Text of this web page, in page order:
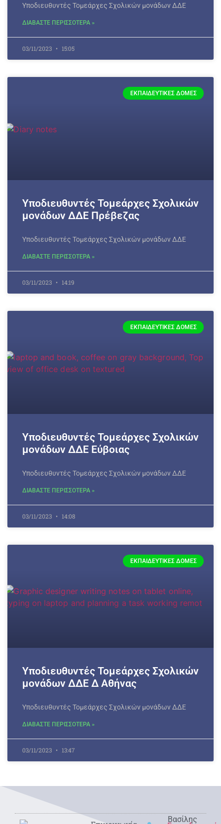
Υποδιευθυντές Τομεάρχες Σχολικών μονάδων ΔΔΕ
ΔΙΑΒΑΣΤΕ ΠΕΡΙΣΣΟΤΕΡΑ »
03/11/2023 15:05
ΕΚΠΑΙΔΕΥΤΙΚΈΣ ΔΟΜΈΣ
Υποδιευθυντές Τομεάρχες Σχολικών
μονάδων ΔΔΕ Πρέβεζας
Υποδιευθυντές Τομεάρχες Σχολικών μονάδων ΔΔΕ
ΔΙΑΒΑΣΤΕ ΠΕΡΙΣΣΟΤΕΡΑ »
03/11/2023 14:19
ΕΚΠΑΙΔΕΥΤΙΚΈΣ ΔΟΜΈΣ
Υποδιευθυντές Τομεάρχες Σχολικών
μονάδων ΔΔΕ Εύβοιας
Υποδιευθυντές Τομεάρχες Σχολικών μονάδων ΔΔΕ
ΔΙΑΒΑΣΤΕ ΠΕΡΙΣΣΟΤΕΡΑ »
03/11/2023 14:08
ΕΚΠΑΙΔΕΥΤΙΚΈΣ ΔΟΜΈΣ
Υποδιευθυντές Τομεάρχες Σχολικών
μονάδων ΔΔΕ Δ Αθήνας
Υποδιευθυντές Τομεάρχες Σχολικών μονάδων ΔΔΕ
ΔΙΑΒΑΣΤΕ ΠΕΡΙΣΣΟΤΕΡΑ »
03/11/2023 13:47
Βασίλης